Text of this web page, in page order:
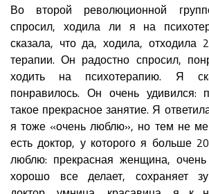
Во второй революционной
спросил, ходила ли я на
сказала, что да, ходила, отходила
терапии. Он радостно спросил,
ходить на психотерапию. Я
понравилось. Он очень удивился:
такое прекрасное занятие. Я
я тоже «очень люблю», но тем не
есть доктор, у которого я больше
люблю: прекрасная женщина,
хорошо все делает, сохраняет